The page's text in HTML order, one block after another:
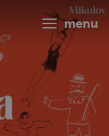
menu